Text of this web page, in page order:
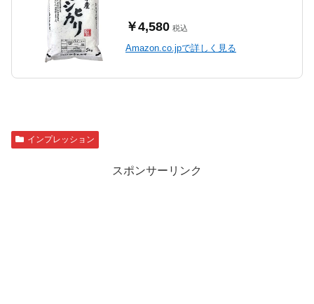
￥4,580 税込
Amazon.co.jpで詳しく見る
インプレッション
スポンサーリンク